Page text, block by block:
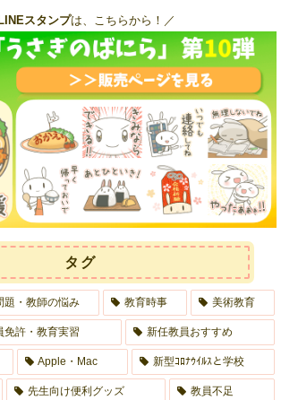
スタンプは、こちらから！／
タグ
題・教師の悩み 教育時事 美術教育
免許・教育実習 新任教員おすすめ
Apple・Mac 新型ｺﾛﾅｳｲﾙｽと学校
先生向け便利グッズ 教員不足